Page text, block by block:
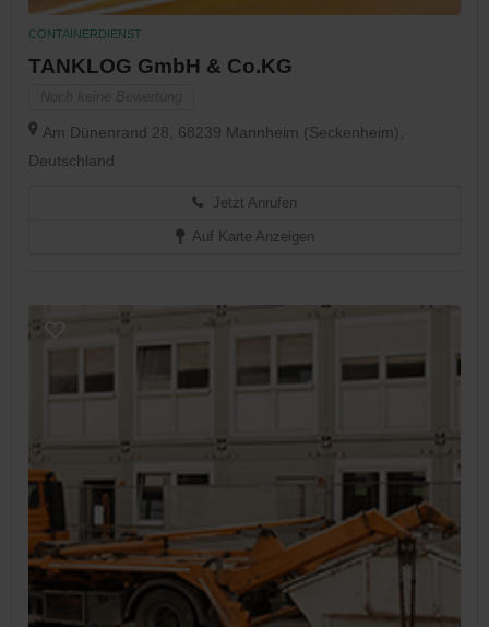
CONTAINERDIENST
TANKLOG GmbH & Co.KG
Am Dünenrand 28, 68239 Mannheim (Seckenheim),
Deutschland
Jetzt Anrufen
Auf Karte Anzeigen